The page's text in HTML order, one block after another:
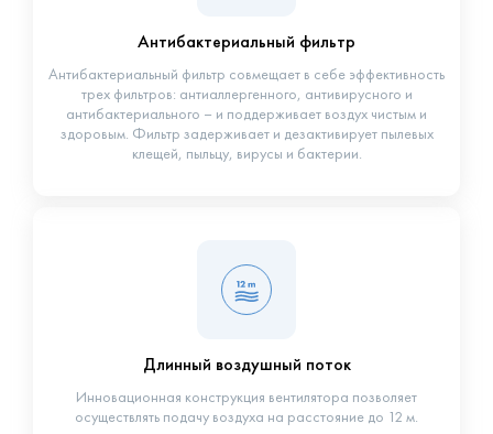
Антибактериальный фильтр
Антибактериальный фильтр совмещает в себе эффективность
трех фильтров: антиаллергенного, антивирусного и
антибактериального – и поддерживает воздух чистым и
здоровым. Фильтр задерживает и дезактивирует пылевых
клещей, пыльцу, вирусы и бактерии.
Длинный воздушный поток
Инновационная конструкция вентилятора позволяет
осуществлять подачу воздуха на расстояние до 12 м.